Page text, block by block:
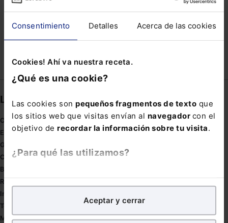
Consentimiento Detalles Acerca de las cookies
Cookies! Ahí va nuestra receta.
¿Qué es una cookie?
Las cookies son pequeños fragmentos de texto que
los sitios web que visitas envían al navegador con el
objetivo de recordar la información sobre tu visita.
¿Para qué las utilizamos?
analíticospara tratar demejorar tu experienciaen
nuestra página web. También con fines publicitarios,
para poder mostrarte publicidad y contenidos de tu
Aceptar y cerrar
Artículos del autor Sobre el autor
ARTÍCULOS RELACIONADOS DE
OTROS AUTORES
Links directos
Coronavirus
Estudio de salud abogacía
Gestión de despachos
Compliance
Buenas Prácticas Tributarias
RGPD
Innovación
Tesauro
Mapa web